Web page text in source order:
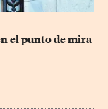
el punto de mira